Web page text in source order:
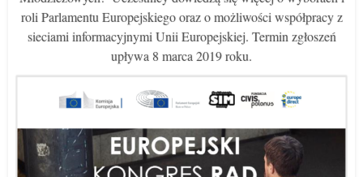
roli Parlamentu Europejskiego oraz o możliwości współpracy z
sieciami informacyjnymi Unii Europejskiej. Termin zgłoszeń
upływa 8 marca 2019 roku.